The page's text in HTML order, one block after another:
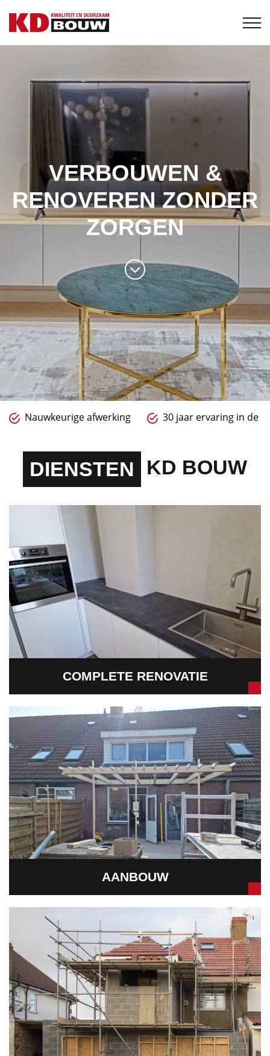
VERBOUWEN &
RENOVEREN ZONDER
ZORGEN
Nauwkeurige afwerking 30 jaar ervaring in de
DIENSTEN KD BOUW
COMPLETE RENOVATIE
AANBOUW